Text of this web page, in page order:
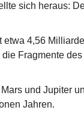
sich heraus:
4,56
Fragmente
und Jupiter
Jahren.